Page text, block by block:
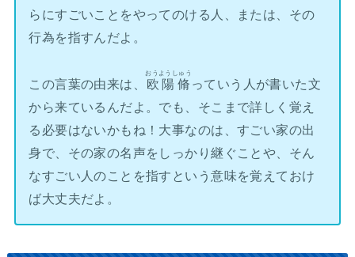
らにすごいことをやってのける人、または、その
行為を指すんだよ。
この言葉の由来は、 欧陽脩
おうようしゅう
っていう人が書いた文
から来ているんだよ。でも、そこまで詳しく覚え
る必要はないかもね！大事なのは、すごい家の出
身で、その家の名声をしっかり継ぐことや、そん
なすごい人のことを指すという意味を覚えておけ
ば大丈夫だよ。